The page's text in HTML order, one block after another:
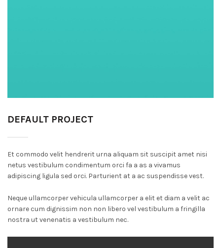
DEFAULT PROJECT
Et commodo velit hendrerit urna aliquam sit suscipit amet nisi
netus vestibulum condimentum orci fa a as a vivamus
adipiscing ligula sed orci. Parturient at a ac suspendisse vest.
Neque ullamcorper vehicula ullamcorper a elit et diam a velit ac
ornare cum dignissim non non libero vel vestibulum a fringilla
nostra ut venenatis a vestibulum nec.